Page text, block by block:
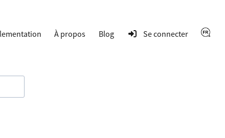
À propos Blog Se connecter